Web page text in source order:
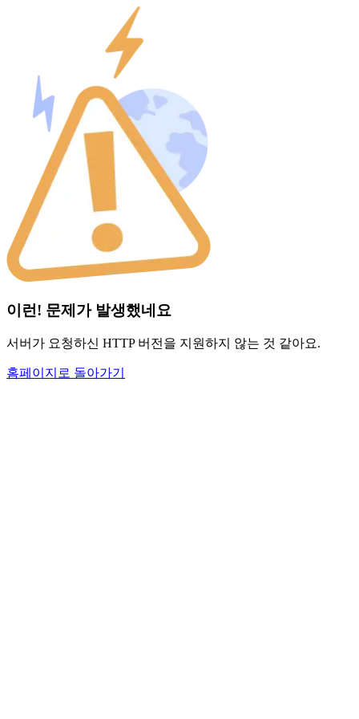
이런! 문제가 발생했네요
서버가 요청하신 HTTP 버전을 지원하지 않는 것 같아요.
홈페이지로 돌아가기